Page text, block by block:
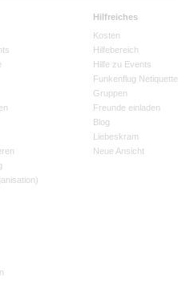
Hilfreiches
Kosten
Hilfebereich
Hilfe zu Events
Funkenflug Netiquette
Gruppen
Freunde einladen
Blog
Liebeskram
Neue Ansicht